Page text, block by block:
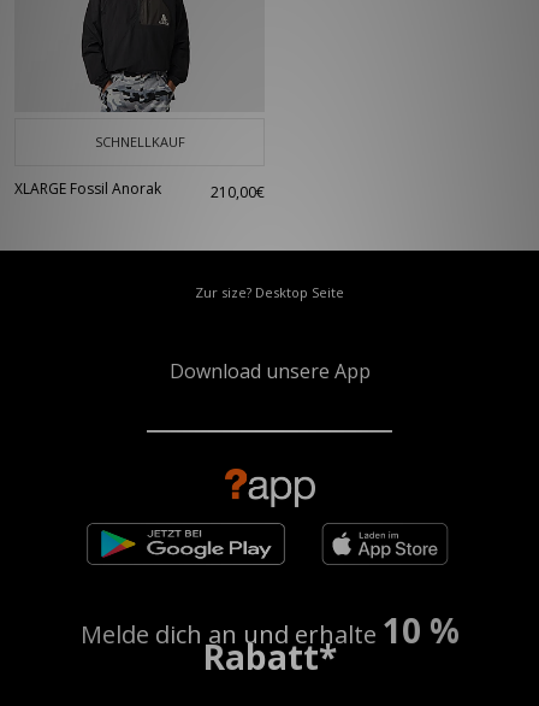
SCHNELLKAUF
XLARGE Fossil Anorak 210,00€
Zur size? Desktop Seite
Download unsere App
Melde dich an und erhalte 10 %
Rabatt*